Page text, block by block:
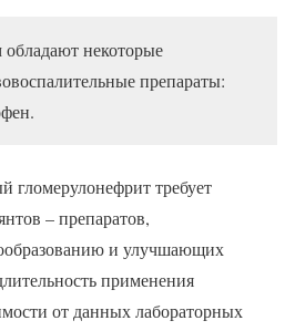
некоторые
препараты:
требует
– препаратов,
и улучшающих
применения
от данных лабораторных